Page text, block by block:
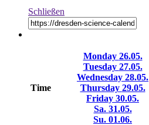
Schließen
Time
Monday 26.05.
Tuesday 27.05.
Wednesday 28.05.
Thursday 29.05.
Friday 30.05.
Sa. 31.05.
Su. 01.06.